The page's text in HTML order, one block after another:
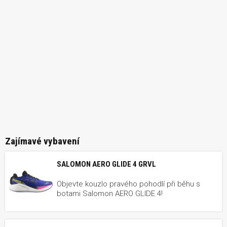
Zajímavé vybavení
SALOMON AERO GLIDE 4 GRVL
Objevte kouzlo pravého pohodlí při běhu s
botami Salomon AERO GLIDE 4!